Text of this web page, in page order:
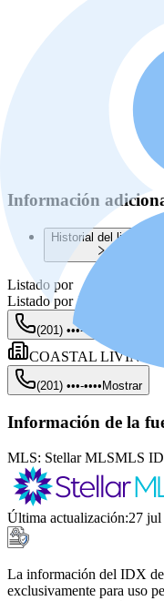
Información
Historial del listado
Listado por
Listado por Janet
(201) •••-••••
COASTAL LIVING
(201) •••-•••• Mostrar
Información de la
MLS: Stellar MLSMLS
Última actualización:27
La información del IDX
exclusivamente para uso